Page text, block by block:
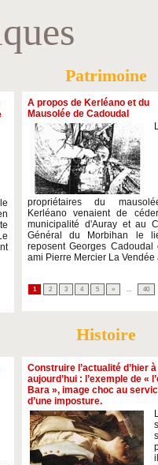
Patrimoine
A propos de Kerléano et du
Mausolée de Cadoudal
propriétaires du
Kerléano venaient de
municipalité d'Auray et au
Général du Morbihan le
reposent Georges Cadoudal
ami Pierre Mercier La Vendée
1 2 3 4 5 » 40
Histoire
Construire l’actualité d’hier à
aujourd’hui : l’exemple de «
Bara », image choc au
d’une imposture.